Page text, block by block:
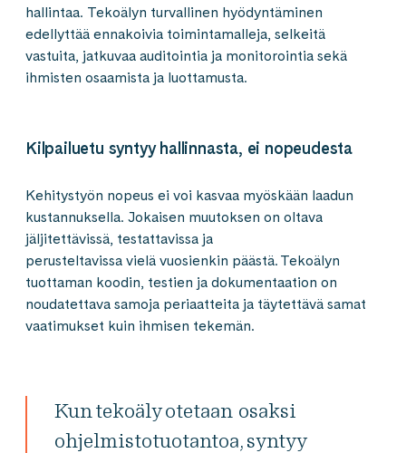
hallintaa. Tekoälyn turvallinen hyödyntäminen
edellyttää ennakoivia toimintamalleja, selkeitä
vastuita, jatkuvaa auditointia ja monitorointia sekä
ihmisten osaamista ja luottamusta.
Kilpailuetu syntyy hallinnasta, ei nopeudesta
Kehitystyön nopeus ei voi kasvaa myöskään laadun
kustannuksella. Jokaisen muutoksen on oltava
jäljitettävissä, testattavissa ja
perusteltavissa vielä vuosienkin päästä. Tekoälyn
tuottaman koodin, testien ja dokumentaation on
noudatettava samoja periaatteita ja täytettävä samat
vaatimukset kuin ihmisen tekemän.
Kun tekoäly otetaan osaksi
ohjelmistotuotantoa, syntyy